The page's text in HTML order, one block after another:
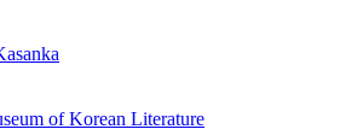
of Korean Literature